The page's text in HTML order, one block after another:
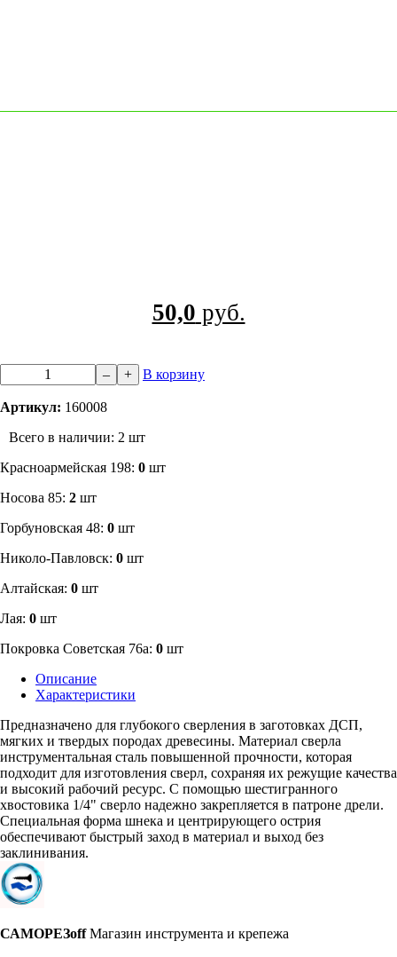
50,0 руб.
– + В корзину
Артикул: 160008
Всего в наличии: 2 шт
​Красноармейская 198: 0 шт
Носова 85: 2 шт
​Горбуновская 48: 0 шт
​Николо-Павловск: 0 шт
Алтайская: 0 шт
Лая: 0 шт
Покровка Советская 76а: 0 шт
Описание
Характеристики
Предназначено для глубокого сверления в заготовках ДСП,
мягких и твердых породах древесины. Материал сверла
инструментальная сталь повышенной прочности, которая
подходит для изготовления сверл, сохраняя их режущие качества
и высокий рабочий ресурс. С помощью шестигранного
хвостовика 1/4" сверло надежно закрепляется в патроне дрели.
Специальная форма шнека и центрирующего острия
обеспечивают быстрый заход в материал и выход без
заклинивания.
САМОРЕЗoff Магазин инструмента и крепежа